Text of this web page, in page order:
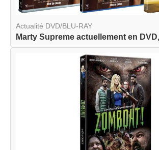
Actualité DVD/BLU-RAY